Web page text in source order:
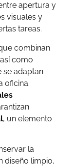
apertura y
visuales y
tareas.
combinan
como
se adaptan
oficina.
, un elemento
la
diseño limpio,